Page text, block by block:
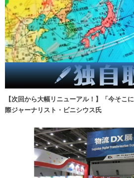
【次回から大幅リニューアル！】「今そ
際ジャーナリスト・ビニシウス氏